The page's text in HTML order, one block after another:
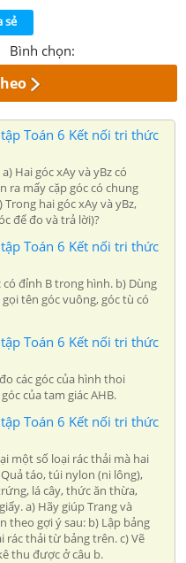
sẻ
Bình chọn:
Toán 6 Kết nối tri thức
Hai góc xAy và yBz có
ra mấy cặp góc có chung
Trong hai góc xAy và yBz,
để đo và trả lời)?
Toán 6 Kết nối tri thức
có đỉnh B trong hình. b) Dùng
tên góc vuông, góc tù có
Toán 6 Kết nối tri thức
các góc của hình thoi
của tam giác AHB.
Toán 6 Kết nối tri thức
một số loại rác thải mà hai
táo, túi nylon (ni lông),
lá cây, thức ăn thừa,
a) Hãy giúp Trang và
theo gợi ý sau: b) Lập bảng
thải từ bảng trên. c) Vẽ
thu được ở câu b.